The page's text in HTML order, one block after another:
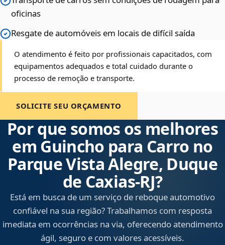
oficinas
Resgate de automóveis em locais de difícil saída
O atendimento é feito por profissionais capacitados, com
equipamentos adequados e total cuidado durante o
processo de remoção e transporte.
SOLICITE SEU ORÇAMENTO
Por que somos os melhores
em Guincho para Carro no
Parque Vista Alegre, Duque
de Caxias‑RJ?
Está em busca de um serviço de reboque automotivo
confiável na sua região? Trabalhamos com resposta
imediata em ocorrências na via, oferecendo atendimento
ágil, seguro e com valores acessíveis.